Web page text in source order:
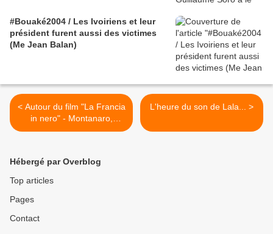
#Bouaké2004 / Les Ivoiriens et leur
président furent aussi des victimes
(Me Jean Balan)
< Autour du film "La Francia
in nero" - Montanaro,
Labertit, Josse, FPI, HGMJ,
L'heure du son de Lala... >
Hébergé par Overblog
Top articles
Pages
Contact